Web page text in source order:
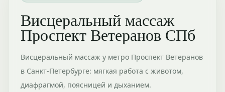
Висцеральный массаж
Проспект Ветеранов СПб
Висцеральный массаж у метро Проспект Ветеранов
в Санкт-Петербурге: мягкая работа с животом,
диафрагмой, поясницей и дыханием.